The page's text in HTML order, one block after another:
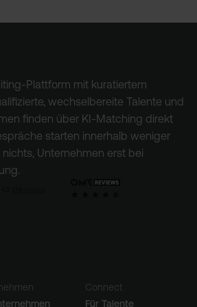
sind keine Niederlage.
Plattform mit kuratiertem
wechselbereite Talente und
finden über KI-Matching direkt
starten innerhalb weniger
nichts, Unternehmen erst bei
Connect
Für Talente